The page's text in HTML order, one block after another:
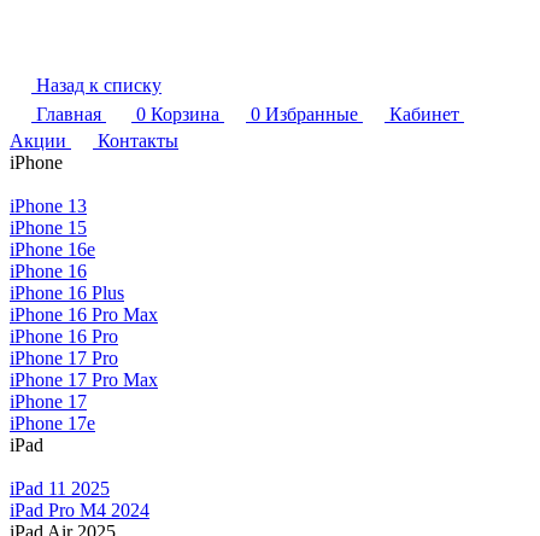
Назад к списку
Главная
0 Корзина 0 Избранные
Кабинет
Акции
Контакты
iPhone
iPhone 13
iPhone 15
iPhone 16e
iPhone 16
iPhone 16 Plus
iPhone 16 Pro Max
iPhone 16 Pro
iPhone 17 Pro
iPhone 17 Pro Max
iPhone 17
iPhone 17e
iPad
iPad 11 2025
iPad Pro M4 2024